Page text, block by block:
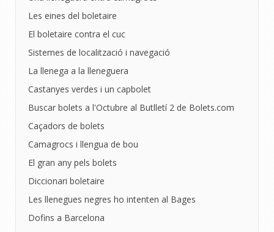
Les eines del boletaire
El boletaire contra el cuc
Sistemes de localització i navegació
La llenega a la lleneguera
Castanyes verdes i un capbolet
Buscar bolets a l'Octubre al Butlletí 2 de Bolets.com
Caçadors de bolets
Camagrocs i llengua de bou
El gran any pels bolets
Diccionari boletaire
Les llenegues negres ho intenten al Bages
Dofins a Barcelona